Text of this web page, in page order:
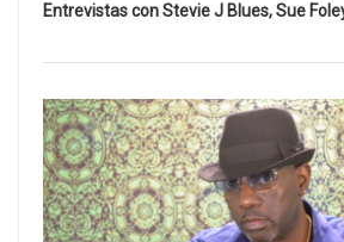
Entrevistas con Stevie J Blues, Sue